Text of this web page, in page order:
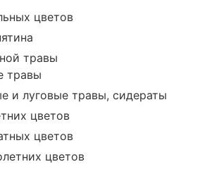
цветов
травы
травы
и луговые травы, сидераты
цветов
цветов
цветов